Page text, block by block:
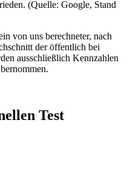
(Quelle: Google, Stand
von uns berechneter, nach
der öffentlich bei
ausschließlich Kennzahlen
Test